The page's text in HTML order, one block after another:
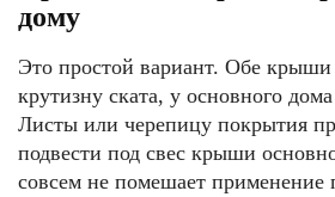
дому
Это простой вариант. Обе
крутизну ската, у основного
Листы или черепицу покрытия
подвести под свес крыши
совсем не помешает применение